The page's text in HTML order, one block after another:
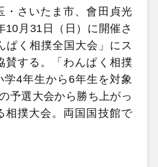
・さいたま市、會田貞光
10月31日（日）に開催さ
ぱく相撲全国大会」にス
賛する。「わんぱく相撲
学4年生から6年生を対象
予選大会から勝ち上がっ
相撲大会。両国国技館で